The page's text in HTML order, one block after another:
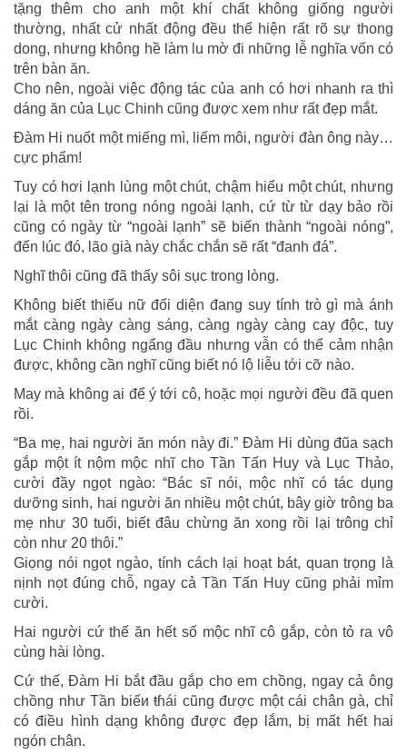
tặng thêm cho anh một khí chất không giống người
thường, nhất cử nhất động đều thể hiện rất rõ sự thong
dong, nhưng không hề làm lu mờ đi những lễ nghĩa vốn có
trên bàn ăn.
Cho nên, ngoài việc động tác của anh có hơi nhanh ra thì
dáng ăn của Lục Chinh cũng được xem như rất đẹp mắt.
Đàm Hi nuốt một miếng mì, liếm môi, người đàn ông này…
cực phẩm!
Tuy có hơi lạnh lùng một chút, chậm hiểu một chút, nhưng
lại là một tên trong nóng ngoài lạnh, cứ từ từ dạy bảo rồi
cũng có ngày từ “ngoài lạnh” sẽ biến thành “ngoài nóng”,
đến lúc đó, lão già này chắc chắn sẽ rất “đanh đá”.
Nghĩ thôi cũng đã thấy sôi sục trong lòng.
Không biết thiếu nữ đối diện đang suy tính trò gì mà ánh
mắt càng ngày càng sáng, càng ngày càng cay độc, tuy
Lục Chinh không ngẩng đầu nhưng vẫn có thể cảm nhận
được, không cần nghĩ cũng biết nó lộ liễu tới cỡ nào.
May mà không ai để ý tới cô, hoặc mọi người đều đã quen
rồi.
“Ba mẹ, hai người ăn món này đi.” Đàm Hi dùng đũa sạch
gắp một ít nộm mộc nhĩ cho Tần Tấn Huy và Lục Thảo,
cười đầy ngọt ngào: “Bác sĩ nói, mộc nhĩ có tác dụng
dưỡng sinh, hai người ăn nhiều một chút, bây giờ trông ba
mẹ như 30 tuổi, biết đâu chừng ăn xong rồi lại trông chỉ
còn như 20 thôi.”
Giọng nói ngọt ngào, tính cách lại hoạt bát, quan trọng là
nịnh nọt đúng chỗ, ngay cả Tần Tấn Huy cũng phải mỉm
cười.
Hai người cứ thế ăn hết số mộc nhĩ cô gắp, còn tỏ ra vô
cùng hài lòng.
Cứ thế, Đàm Hi bắt đầu gắp cho em chồng, ngay cả ông
chồng như Tần biếи ŧɦái cũng được một cái chân gà, chỉ
có điều hình dạng không được đẹp lắm, bị mất hết hai
ngón chân.